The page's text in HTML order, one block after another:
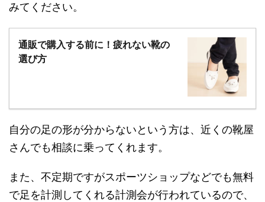
みてください。
通販で購入する前に！疲れない靴の
選び方
自分の足の形が分からないという方は、近くの靴屋
さんでも相談に乗ってくれます。
また、不定期ですがスポーツショップなどでも無料
で足を計測してくれる計測会が行われているので、